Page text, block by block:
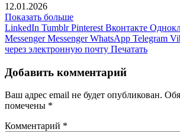
12.01.2026
Показать больше
LinkedIn Tumblr Pinterest Вконтакте
Messenger Messenger WhatsApp Telegram
через электронную почту Печатать
Добавить комментарий
Ваш адрес email не будет опубликован.
помечены *
Комментарий *